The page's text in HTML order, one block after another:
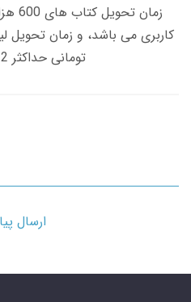
تومانی حداکثر 12 ساعت از طریق پیامک/ایمیل
ارسال پیام